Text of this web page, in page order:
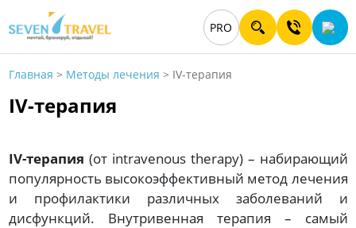
PRO
Главная > Методы лечения > IV-терапия
IV-терапия
IV-терапия (от intravenous therapy) – набирающий
популярность высокоэффективный метод лечения
и профилактики различных заболеваний и
дисфункций. Внутривенная терапия – самый